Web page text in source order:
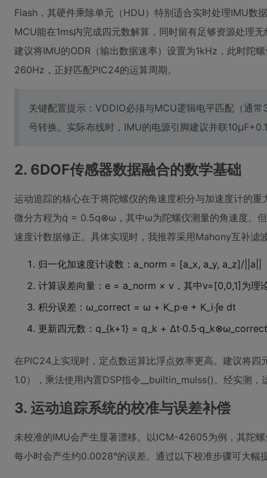
Flash，其硬件乘除单元（HDU）特别适合实时处理IMU数
MCU能在1ms内完成四元数解算，同时留有足够资源处理
建议将IMU的ODR（输出数据速率）设置为1kHz，此时陀
260Hz，正好匹配PIC24的运算周期。
关键配置提示：VDDIO必须与MCU逻辑电平匹配（通
号转换。实际布线时，IMU的电源引脚建议并联
2. 6DOF传感器数据融合的数学基础
运动追踪的核心在于将陀螺仪的角速度积分与加速度计的
微分方程为q̇ = 0.5q⊗ω，其中ω为陀螺仪测量的角速度。
速度计数据修正。具体实现时，我推荐采用Mahony互补滤
归一化加速度计读数：a_norm = [a_x, a_y, a_z]/||a||
计算误差向量：e = a_norm × v，其中v=[0,0,1]为理
积分误差：ω_correct = ω + K_p·e + K_i·∫e dt
更新四元数：q_{k+1} = q_k + Δt·0.5·q_k⊗ω_correct
在PIC24上实现时，定点数运算比浮点效率更高。建议将
1.0），乘法使用内置DSP指令__builtin_mulss()。经实测
3. 运动追踪系统的校准与误差补偿
未校准的IMU会产生显著漂移。以ICM-42605为例，其陀
每小时会产生约0.0028°的误差。通过以下校准步骤可大幅